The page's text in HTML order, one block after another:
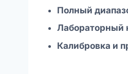
Полный
Лабораторный
Калибровка и